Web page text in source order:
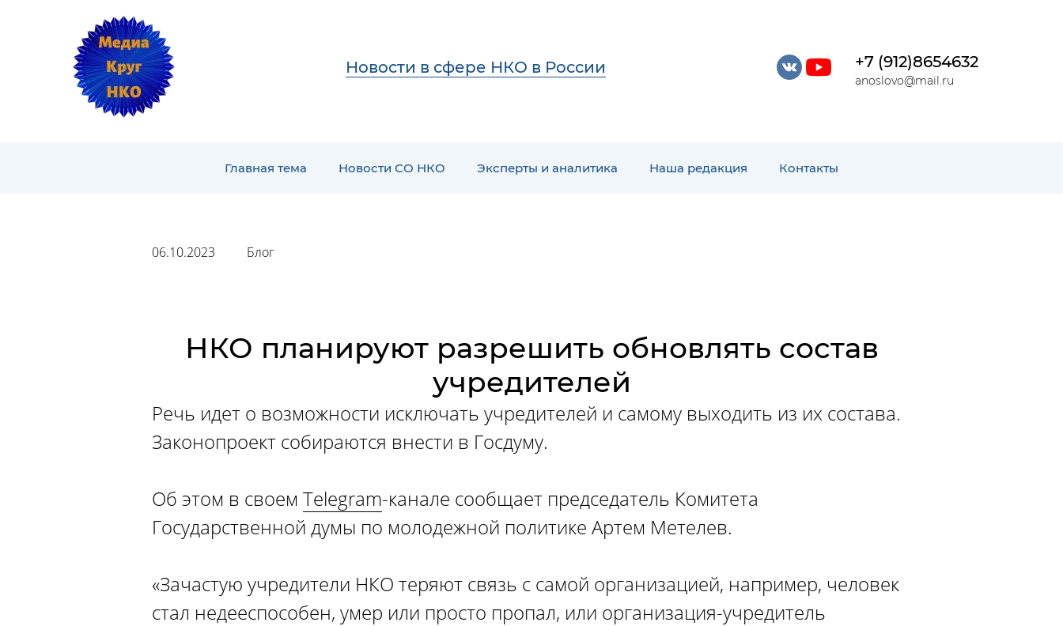
Новости в сфере НКО в России +7 (912)8654632
anoslovo@mail.ru
Главная тема Новости СО НКО Эксперты и аналитика Наша редакция Контакты
06.10.2023 Блог
НКО планируют разрешить обновлять состав
учредителей
Речь идет о возможности исключать учредителей и самому выходить из их состава.
Законопроект собираются внести в Госдуму.
Об этом в своем Telegram-канале сообщает председатель Комитета
Государственной думы по молодежной политике Артем Метелев.
«Зачастую учредители НКО теряют связь с самой организацией, например, человек
стал недееспособен, умер или просто пропал, или организация-учредитель